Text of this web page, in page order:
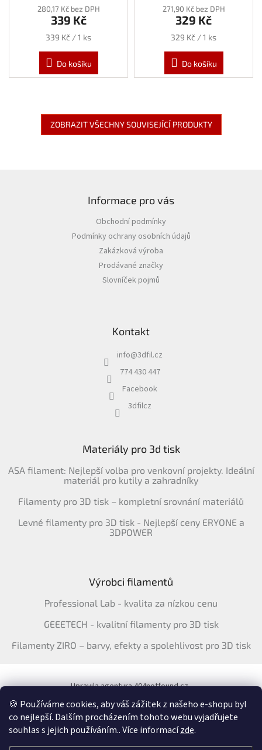
🍪 Používáme cookies, aby váš zážitek z našeho e-shopu byl
co nejlepší. Dalším procházením tohoto webu vyjadřujete
souhlas s jejich používáním.. Více informacízde.
280,17 Kč bez DPH
339 Kč
Měrná
339 Kč / 1 ks
Do košíku
271,90 Kč bez DPH
329 Kč
Měrná
329 Kč / 1 ks
Do košíku
ZOBRAZIT VŠECHNY SOUVISEJÍCÍ PRODUKTY
Informace pro vás
Obchodní podmínky
Podmínky ochrany osobních údajů
Zakázková výroba
Prodávané značky
Slovníček pojmů
Kontakt
info@3dfil.cz
774 430 447
Facebook
3dfilcz
Materiály pro 3d tisk
ASA filament: Nejlepší volba pro venkovní projekty. Ideální
materiál pro kutily a zahradníky
Filamenty pro 3D tisk – kompletní srovnání materiálů
Levné filamenty pro 3D tisk - Nejlepší ceny ERYONE a
3DPOWER
Výrobci filamentů
Professional Lab - kvalita za nízkou cenu
GEEETECH - kvalitní filamenty pro 3D tisk
Filamenty ZIRO – barvy, efekty a spolehlivost pro 3D tisk
Upravila agentura 404notfound.cz
Katalog filamentů ERYONE pro ČR